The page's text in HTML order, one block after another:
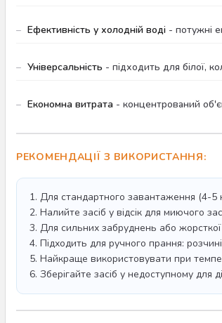
Ефективність у холодній воді - потужні
Універсальність - підходить для білої,
Економна витрата - концентрований
РЕКОМЕНДАЦІЇ З ВИКОРИСТАННЯ:
1. Для стандартного завантаження (4-5
2. Налийте засіб у відсік для миючого
3. Для сильних забруднень або жорсткої
4. Підходить для ручного прання:
5. Найкраще використовувати при
6. Зберігайте засіб у недоступному для